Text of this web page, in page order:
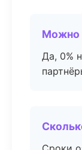
Можно
Да, 0%